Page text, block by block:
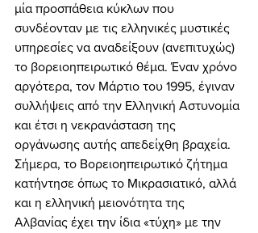
μία προσπάθεια κύκλων που
συνδέονταν με τις ελληνικές μυστικές
υπηρεσίες να αναδείξουν (ανεπιτυχώς)
το βορειοηπειρωτικό θέμα. Έναν χρόνο
αργότερα, τον Μάρτιο του 1995, έγιναν
συλλήψεις από την Ελληνική Αστυνομία
και έτσι η νεκρανάσταση της
οργάνωσης αυτής απεδείχθη βραχεία.
Σήμερα, το Βορειοηπειρωτικό ζήτημα
κατήντησε όπως το Μικρασιατικό, αλλά
και η ελληνική μειονότητα της
Αλβανίας έχει την ίδια «τύχη» με την